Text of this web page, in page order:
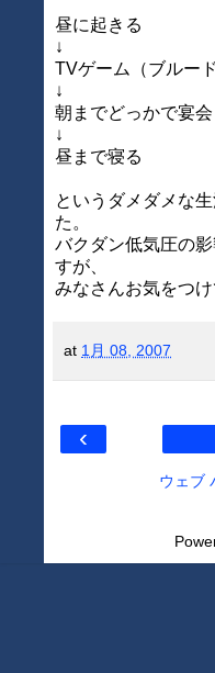
昼に起きる
↓
TVゲーム（ブルー
↓
朝までどっかで宴会
↓
昼まで寝る
というダメダメな
た。
バクダン低気圧の
すが、
みなさんお気をつけ
at 1月 08, 2007
‹
ウェブ